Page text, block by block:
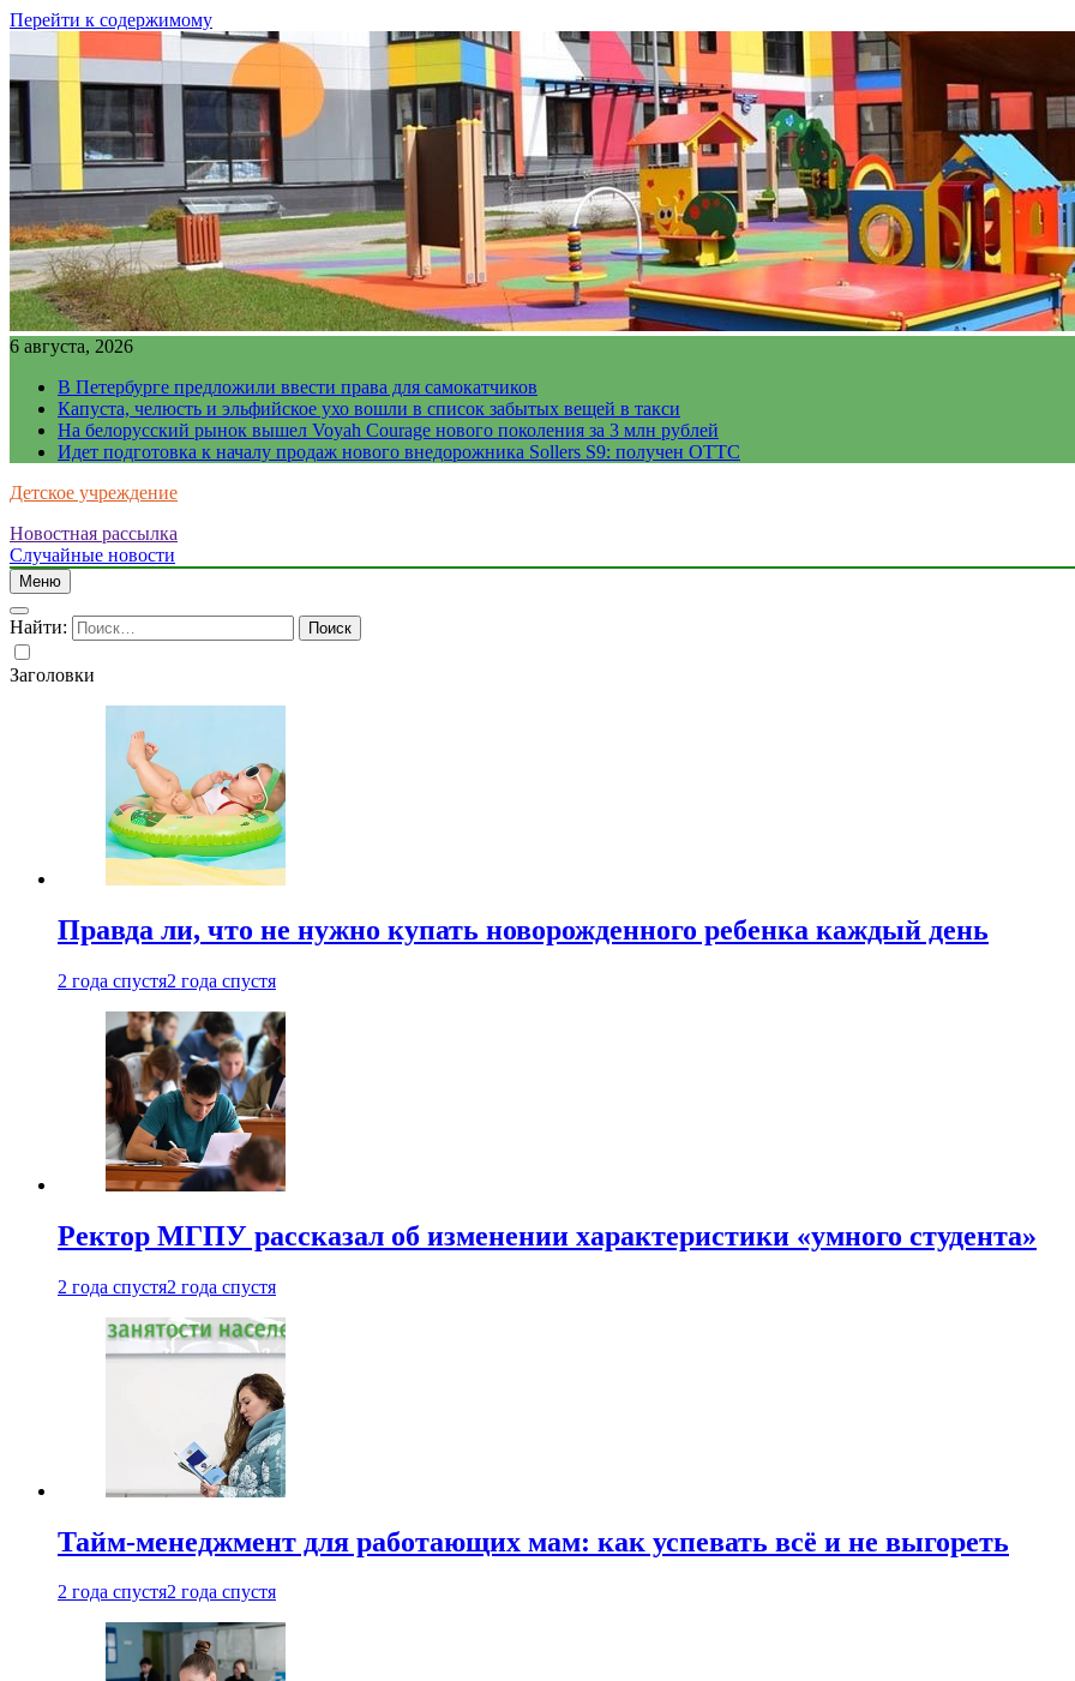
Перейти к содержимому
6 августа, 2026
В Петербурге предложили ввести права для самокатчиков
Капуста, челюсть и эльфийское ухо вошли в список забытых вещей в такси
На белорусский рынок вышел Voyah Courage нового поколения за 3 млн рублей
Идет подготовка к началу продаж нового внедорожника Sollers S9: получен ОТТС
Детское учреждение
Новостная рассылка
Случайные новости
Меню
Найти:
Заголовки
Правда ли, что не нужно купать новорожденного ребенка каждый день
2 года спустя2 года спустя
Ректор МГПУ рассказал об изменении характеристики «умного студента»
2 года спустя2 года спустя
Тайм-менеджмент для работающих мам: как успевать всё и не выгореть
2 года спустя2 года спустя